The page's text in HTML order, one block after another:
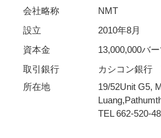
会社略称
NMT
設立
2010年8月
資本金
13,000,000バ
取引銀行
カシコン銀行
所在地
19/52Unit G5,
TEL 662-520-